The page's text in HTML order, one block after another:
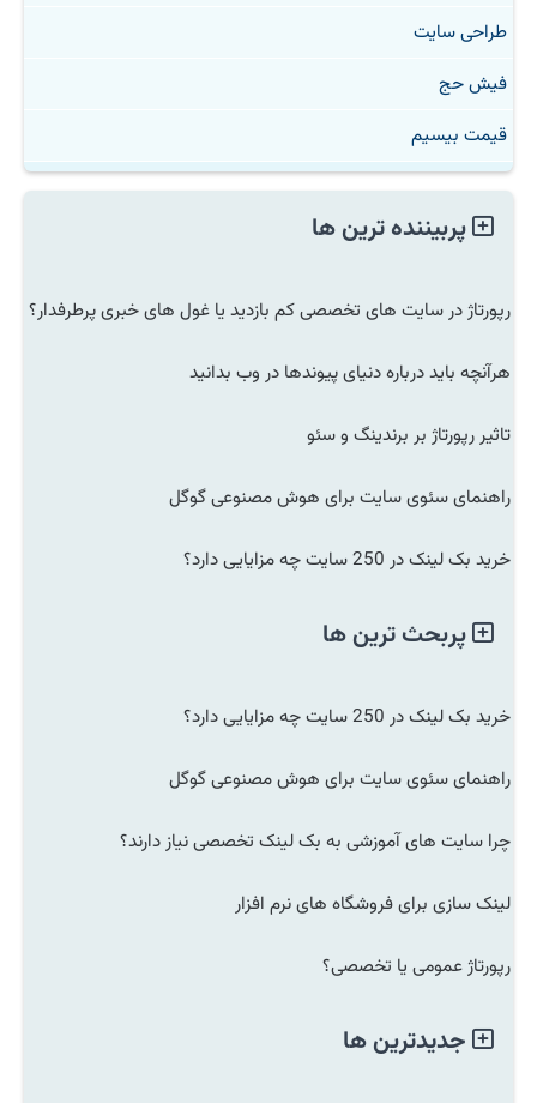
طراحی سایت
فیش حج
قیمت بیسیم
پربیننده ترین ها
رپورتاژ در سایت های تخصصی کم بازدید یا غول های خبری پرطرفدار؟
هرآنچه باید درباره دنیای پیوندها در وب بدانید
تاثیر رپورتاژ بر برندینگ و سئو
راهنمای سئوی سایت برای هوش مصنوعی گوگل
خرید بک لینک در 250 سایت چه مزایایی دارد؟
پربحث ترین ها
خرید بک لینک در 250 سایت چه مزایایی دارد؟
راهنمای سئوی سایت برای هوش مصنوعی گوگل
چرا سایت های آموزشی به بک لینک تخصصی نیاز دارند؟
لینک سازی برای فروشگاه های نرم افزار
رپورتاژ عمومی یا تخصصی؟
جدیدترین ها